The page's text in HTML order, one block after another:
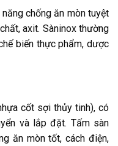
chống ăn mòn tuyệt
axit. Sàninox thường
biến thực phẩm, dược
cốt sợi thủy tinh), có
và lắp đặt. Tấm sàn
ăn mòn tốt, cách điện,